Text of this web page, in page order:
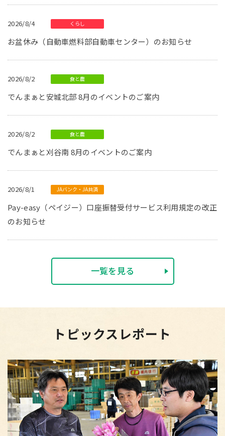
2026/8/4 くらし
お盆休み（自動車燃料部自動車センター）のお知らせ
2026/8/2 食と農
でんまぁと安城北部 8月のイベントのご案内
2026/8/2 食と農
でんまぁと刈谷南 8月のイベントのご案内
2026/8/1 JAバンク・JA共済
Pay-easy（ペイジー）口座振替受付サービス利用規定の改正
のお知らせ
一覧を見る
トピックスレポート